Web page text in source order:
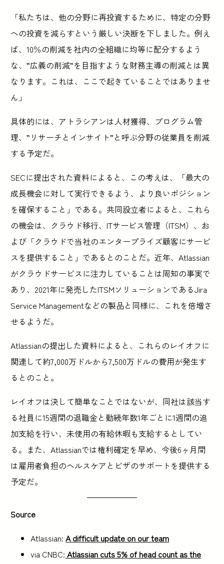
「私たちは、他の分野に再投資するために、特定の分野
への投資を減らすという厳しい決断を下しました。例え
ば、10％の削減を社内の全組織に均等に配分するよう
な、”広義の削減”を目指すような財務主導の削減とは異
なります。これは、ここで起きていることではありませ
ん」
具体的には、アトラシアンは人材獲得、プログラム管
理、”リサーチとインサイト”と呼ぶ分野の従業員を削減
する予定だ。
SECに提出された資料によると、この考えは、「最大の
成長機会に対して実行できるよう、より良いポジション
を確保すること」である。共同設立者によると、これら
の機会は、クラウド移行、ITサービス管理（ITSM）、お
よび「クラウドで当社のエンタープライズ顧客にサービ
スを提供すること」であるとのことだ。近年、Atlassian
がクラウドサービスに注力していることは周知の事実で
あり、2021年に発売したITSMソリューションであるJira
Service Managementなどの製品と同様に、これを倍増さ
せるようだ。
Atlassianの提出した資料によると、これらのレイオフに
関連して約7,000万ドルから7,500万ドルの費用が発生す
るとのこと。
レイオフは決して簡単なことではないが、同社は該当す
る社員に15週間の退職金と勤続年数1年ごとに1週間の追
加支給を行い、未使用の有給休暇も支給するとしてい
る。また、Atlassianでは権利確定を早め、今後6ヶ月間
は雇用者負担のヘルスケアとビザのサポートを提供する
予定だ。
Source
Atlassian:A difficult update on our team
via CNBC: Atlassian cuts 5% of head count as the